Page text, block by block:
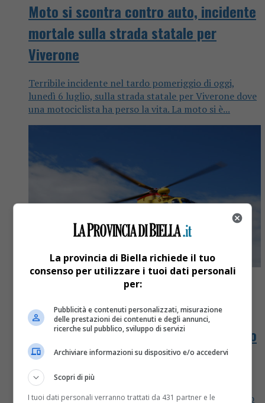
Moto si scontra contro auto, incidente
mortale sulla strada statale per
Viverone
Terribile incidente nel tardo pomeriggio di oggi,
lunedì 6 luglio, sulla strada statale per Viverone dove
una motociclista ha perso la vita. La moto si è...
Cronaca6 anni fa
Motociclista finisce nei campi. Portato
al Cto gravissimo
Brutto incidente a Bianzè. Come riporta Prima
Vercelli, una squadra permanente del distaccamento
La provincia di Biella richiede il tuo
consenso per utilizzare i tuoi dati personali
per:
Pubblicità e contenuti personalizzati, misurazione
delle prestazioni dei contenuti e degli annunci,
ricerche sul pubblico, sviluppo di servizi
Archiviare informazioni su dispositivo e/o accedervi
Scopri di più
I tuoi dati personali verranno trattati da 431 partner e le